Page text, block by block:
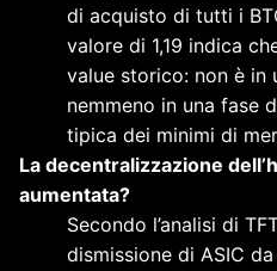
di acquisto di tutti i
valore di 1,19 indica
value storico: non è in
nemmeno in una fase
tipica dei minimi di
La decentralizzazione
aumentata?
Secondo l’analisi di
dismissione di ASIC